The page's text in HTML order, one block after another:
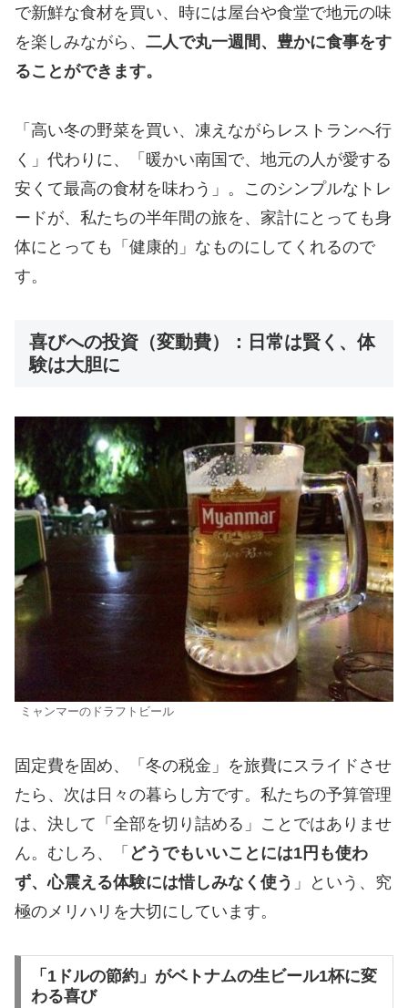
で新鮮な食材を買い、時には屋台や食堂で地元の味
を楽しみながら、 二人で丸一週間、豊かに食事をす
ることができます。
​「高い冬の野菜を買い、凍えながらレストランへ行
く」代わりに、「暖かい南国で、地元の人が愛する
安くて最高の食材を味わう」。このシンプルなトレ
ードが、私たちの半年間の旅を、家計にとっても身
体にとっても「健康的」なものにしてくれるので
す。
喜びへの投資（変動費）：日常は賢く、体
験は大胆に
ミャンマーのドラフトビール
固定費を固め、「冬の税金」を旅費にスライドさせ
たら、次は日々の暮らし方です。私たちの予算管理
は、決して「全部を切り詰める」ことではありませ
ん。むしろ、「 どうでもいいことには1円も使わ
ず、心震える体験には惜しみなく使う 」という、究
極のメリハリを大切にしています。
「1ドルの節約」がベトナムの生ビール1杯に変
わる喜び